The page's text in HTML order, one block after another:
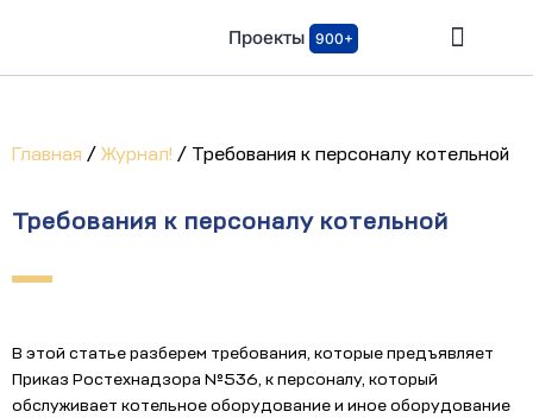
Проекты 900+
Главная / Журнал! / Требования к персоналу котельной
Требования к персоналу котельной
В этой статье разберем требования, которые предъявляет
Приказ Ростехнадзора №536, к персоналу, который
обслуживает котельное оборудование и иное оборудование